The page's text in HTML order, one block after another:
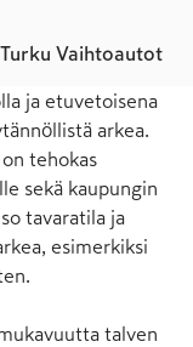
Vaihtoautot
ja etuvetoisena
arkea.
tehokas
sekä kaupungin
tavaratila ja
esimerkiksi
talven